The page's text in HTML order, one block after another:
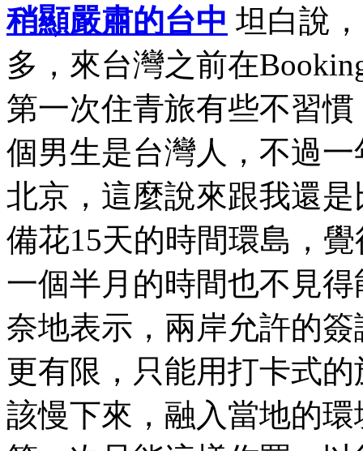
稍顯嚴肅的台中 坦白說
多，來台灣之前在
第一次住青旅有些不習
個男生是台灣人，不過
北京，這麼說來跟我還
備花15天的時間環島，
一個半月的時間也不見
奈地表示，兩岸允許的
更有限，只能用打卡式
該慢下來，融入當地的